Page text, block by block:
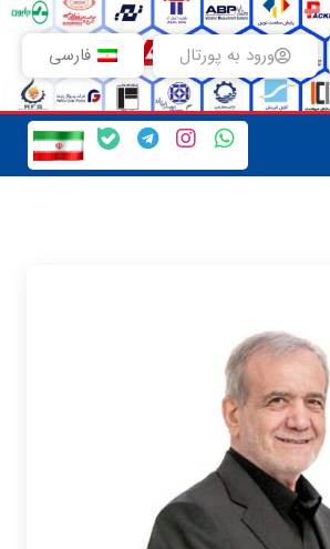
ورود به پورتال فارسی